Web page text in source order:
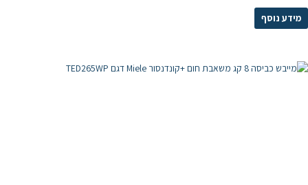
מידע נוסף